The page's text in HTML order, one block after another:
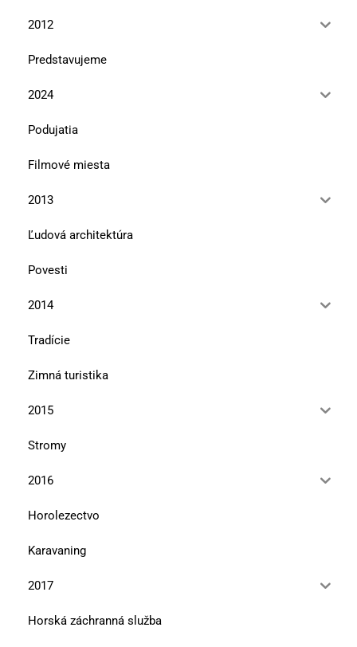
2012
Predstavujeme
2024
Podujatia
Filmové miesta
2013
Ľudová architektúra
Povesti
2014
Tradície
Zimná turistika
2015
Stromy
2016
Horolezectvo
Karavaning
2017
Horská záchranná služba